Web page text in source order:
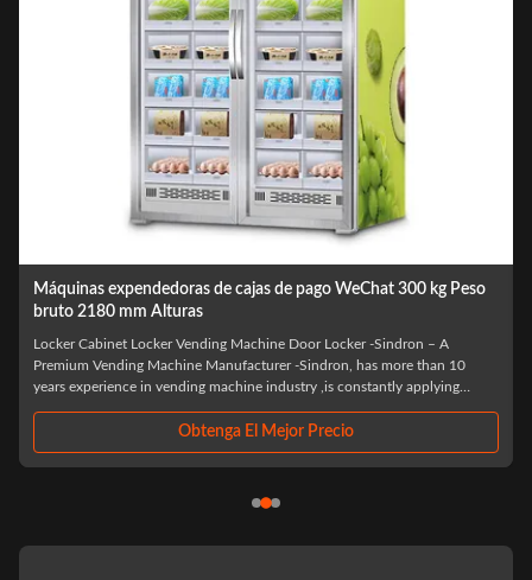
El pago de Alipay de las máquinas expendedoras del armario
600W apoyó capacidad de 32 PC
Product parameters Product type HYJ-GC032 Size of appearance
2180*1190*600(mm) Machine net weight 250KG Capacity size 8 tray
Delivery mode Pop-up door pickup Rated power 600W,220V,50/60HZ
Commodity stock 32 items Networking mode ...
Obtenga El Mejor Precio